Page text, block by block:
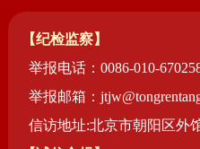
【纪检监察】
举报电话：0086-010-
举报邮箱：
信访地址:北京市朝阳区外